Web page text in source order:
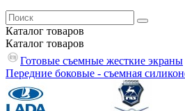
Каталог товаров
Каталог товаров
Готовые съемные жесткие экраны
Передние боковые - съемная